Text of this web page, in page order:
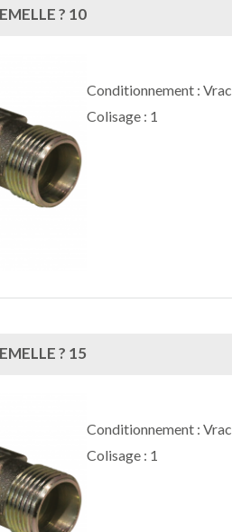
? 10
Conditionnement : Vrac
Colisage : 1
? 15
Conditionnement : Vrac
Colisage : 1